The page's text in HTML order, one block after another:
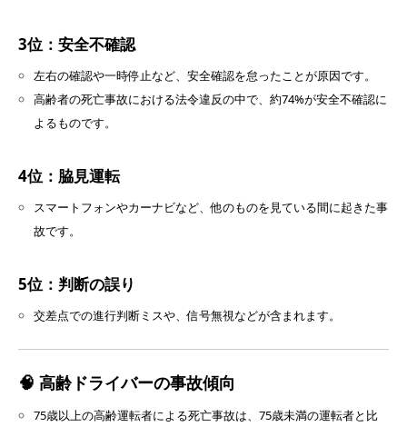
3位：安全不確認
左右の確認や一時停止など、安全確認を怠ったことが原因です。
高齢者の死亡事故における法令違反の中で、約74%が安全不確認に
よるものです。
4位：脇見運転
スマートフォンやカーナビなど、他のものを見ている間に起きた事
故です。
5位：判断の誤り
交差点での進行判断ミスや、信号無視などが含まれます。
🧠 高齢ドライバーの事故傾向
75歳以上の高齢運転者による死亡事故は、75歳未満の運転者と比